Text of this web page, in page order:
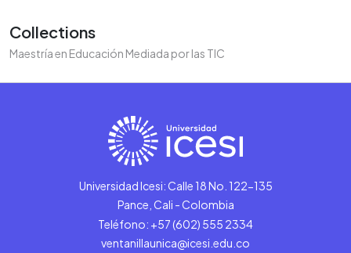
Collections
Maestría en Educación Mediada por las TIC
Universidad Icesi: Calle 18 No. 122-135
Pance, Cali - Colombia
Teléfono: +57 (602) 555 2334
ventanillaunica@icesi.edu.co